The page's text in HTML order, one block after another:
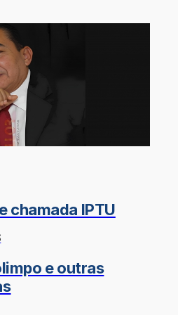
chamada IPTU
e outras